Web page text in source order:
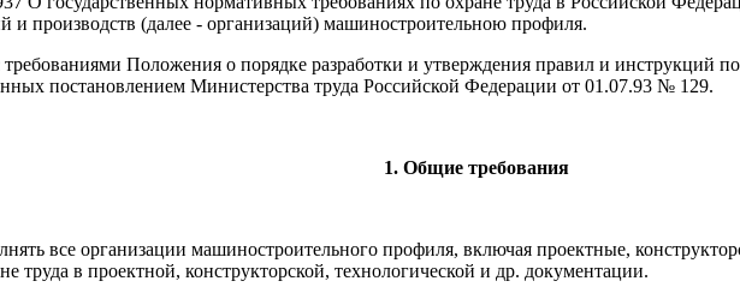
и производств (далее - организаций) машиностроительною профиля.
Положения о порядке разработки и утверждения правил и инструкций
постановлением Министерства труда Российской Федерации от 01.07.93 № 129.
1. Общие требования
все организации машиностроительного профиля, включая проектные,
труда в проектной, конструкторской, технологической и др. документации.